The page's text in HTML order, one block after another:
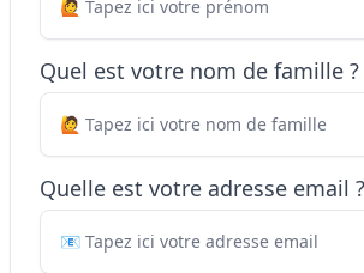
Quel est votre nom de famille ?
Quelle est votre adresse email ?